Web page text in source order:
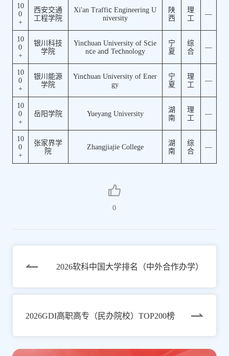
10
0
+
西安交通
工程学院
Xi'an Traffic Engineering U
niversity
陕
西
理
工
—
10
0
+
银川科技
学院
Yinchuan University of Scie
nce and Technology
宁
夏
综
合
—
10
0
+
银川能源
学院
Yinchuan University of Ener
gy
宁
夏
理
工
—
10
0
+
岳阳学院 Yueyang University
湖
南
理
工
—
10
0
+
张家界学
院
Zhangjiajie College
湖
南
综
合
—
0
2026软科中国大学排名（中外合作办学）
2026GDI高职高专（民办院校）TOP200榜